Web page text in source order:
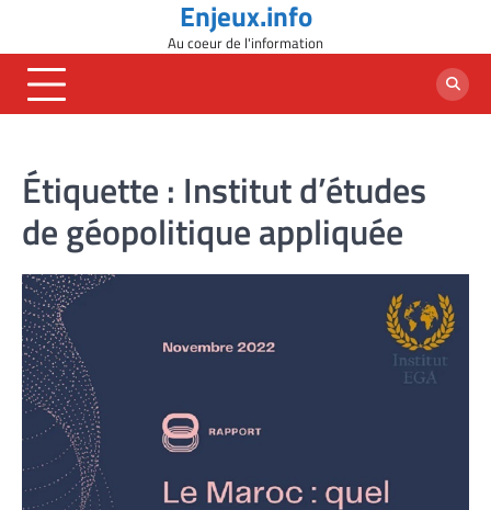
content
Enjeux.info
Au coeur de l'information
Étiquette : Institut d’études
de géopolitique appliquée